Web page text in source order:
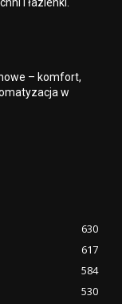
– komfort,
w
630
617
584
530